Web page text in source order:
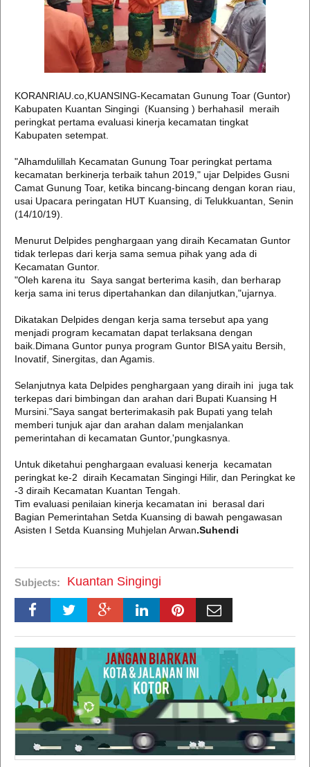
KORANRIAU.co,KUANSING-Kecamatan Gunung Toar (Guntor)
Kabupaten Kuantan Singingi (Kuansing ) berhahasil meraih
peringkat pertama evaluasi kinerja kecamatan tingkat
Kabupaten setempat.
"Alhamdulillah Kecamatan Gunung Toar peringkat pertama
kecamatan berkinerja terbaik tahun 2019," ujar Delpides Gusni
Camat Gunung Toar, ketika bincang-bincang dengan koran riau,
usai Upacara peringatan HUT Kuansing, di Telukkuantan, Senin
(14/10/19).
Menurut Delpides penghargaan yang diraih Kecamatan Guntor
tidak terlepas dari kerja sama semua pihak yang ada di
Kecamatan Guntor.
"Oleh karena itu Saya sangat berterima kasih, dan berharap
kerja sama ini terus dipertahankan dan dilanjutkan,"ujarnya.
Dikatakan Delpides dengan kerja sama tersebut apa yang
menjadi program kecamatan dapat terlaksana dengan
baik.Dimana Guntor punya program Guntor BISA yaitu Bersih,
Inovatif, Sinergitas, dan Agamis.
Selanjutnya kata Delpides penghargaan yang diraih ini juga tak
terkepas dari bimbingan dan arahan dari Bupati Kuansing H
Mursini."Saya sangat berterimakasih pak Bupati yang telah
memberi tunjuk ajar dan arahan dalam menjalankan
pemerintahan di kecamatan Guntor,'pungkasnya.
Untuk diketahui penghargaan evaluasi kenerja kecamatan
peringkat ke-2 diraih Kecamatan Singingi Hilir, dan Peringkat ke
-3 diraih Kecamatan Kuantan Tengah.
Tim evaluasi penilaian kinerja kecamatan ini berasal dari
Bagian Pemerintahan Setda Kuansing di bawah pengawasan
Asisten I Setda Kuansing Muhjelan Arwan.Suhendi
Subjects: Kuantan Singingi